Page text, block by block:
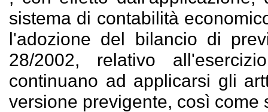
sistema di contabilità
l'adozione del bilancio di
28/2002, relativo
continuano ad applicarsi gli
versione previgente, così come